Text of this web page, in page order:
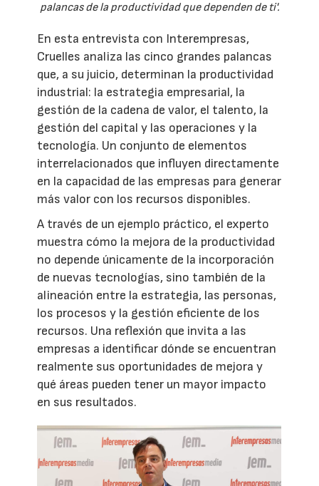
palancas de la productividad que dependen de ti'.
En esta entrevista con Interempresas,
Cruelles analiza las cinco grandes palancas
que, a su juicio, determinan la productividad
industrial: la estrategia empresarial, la
gestión de la cadena de valor, el talento, la
gestión del capital y las operaciones y la
tecnología. Un conjunto de elementos
interrelacionados que influyen directamente
en la capacidad de las empresas para generar
más valor con los recursos disponibles.
A través de un ejemplo práctico, el experto
muestra cómo la mejora de la productividad
no depende únicamente de la incorporación
de nuevas tecnologías, sino también de la
alineación entre la estrategia, las personas,
los procesos y la gestión eficiente de los
recursos. Una reflexión que invita a las
empresas a identificar dónde se encuentran
realmente sus oportunidades de mejora y
qué áreas pueden tener un mayor impacto
en sus resultados.